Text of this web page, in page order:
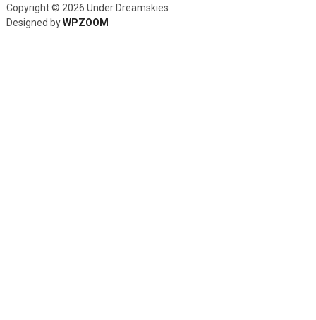
Copyright © 2026 Under Dreamskies
Designed byWPZOOM